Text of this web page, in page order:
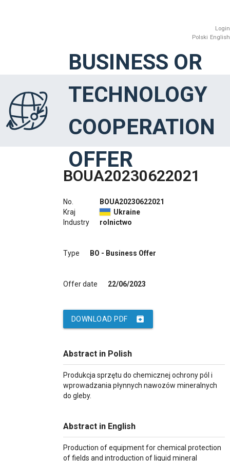
Login
Polski English
BUSINESS OR
TECHNOLOGY
COOPERATION
OFFER
BOUA20230622021
No.
Kraj
Industry
BOUA20230622021
Ukraine
rolnictwo
Type BO - Business Offer
Offer date 22/06/2023
archive
DOWNLOAD PDF
Abstract in Polish
Produkcja sprzętu do chemicznej ochrony pól i
wprowadzania płynnych nawozów mineralnych
do gleby.
Abstract in English
Production of equipment for chemical protection
of fields and introduction of liquid mineral